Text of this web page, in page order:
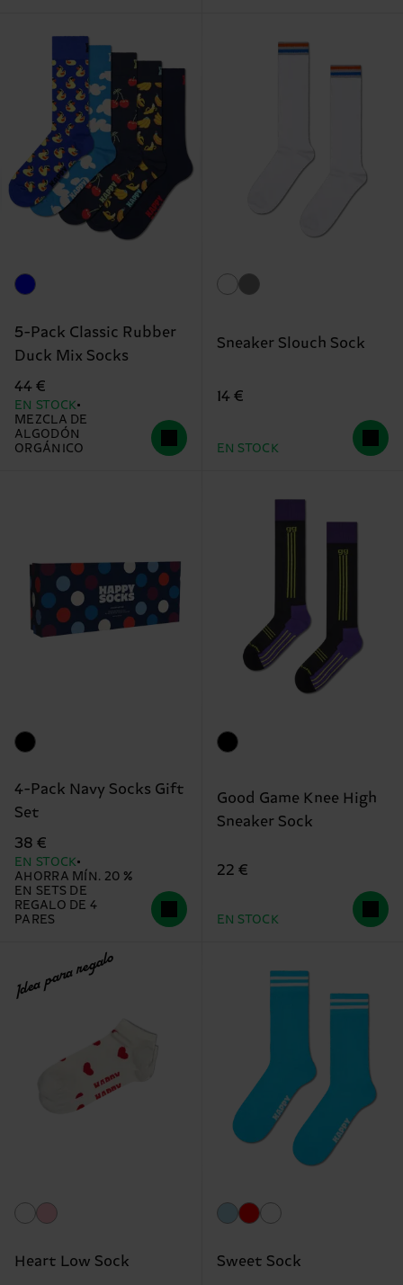
5-Pack Classic Rubber
Duck Mix Socks
44 €
EN STOCK
MEZCLA DE
ALGODÓN
ORGÁNICO
Sneaker Slouch Sock
14 €
EN STOCK
4-Pack Navy Socks Gift
Set
38 €
EN STOCK
AHORRA MÍN. 20 %
EN SETS DE
REGALO DE 4
PARES
Good Game Knee High
Sneaker Sock
22 €
EN STOCK
Idea para regalo
Heart Low Sock
Sweet Sock